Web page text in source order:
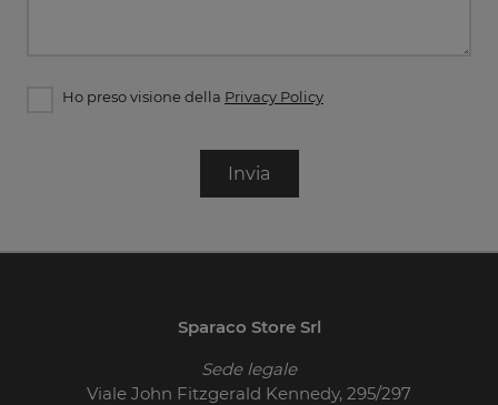
Ho preso visione della Privacy Policy
Invia
Sparaco Store Srl
Sede legale
Viale John Fitzgerald Kennedy, 295/297